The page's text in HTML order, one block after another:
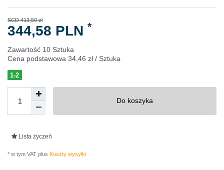
SCD 413,50 zł
344,58 PLN *
Zawartość 10 Sztuka
Cena podstawowa 34,46 zł / Sztuka
1-2
Do koszyka
Lista życzeń
* w tym VAT plus Koszty wysyłki